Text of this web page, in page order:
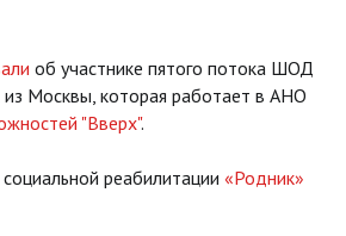
об участнике пятого потока ШОД
Москвы, которая работает в АНО
"Вверх".
реабилитации «Родник»